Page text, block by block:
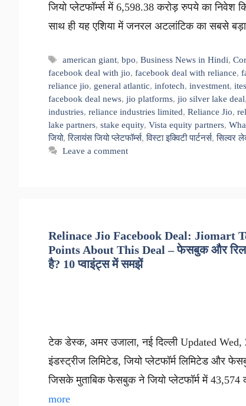
जियो प्लेटफॉर्म्स में 6,598.38 करोड़ रुपये का निवेश
साथ ही यह एशिया में जनरल अटलांटिक का सबसे
Tags
american giant,bpo,Business News in Hindi,
facebook deal with jio, facebook deal with reliance,
reliance jio, general atlantic, infotech, investment, ites
facebook deal news, jio platforms, jio silver lake deal,
industries, reliance industries limited, Reliance Jio,
lake partners, stake equity, Vista equity partners,
जियो,रिलायंस जियो प्लेटफॉर्म्स,विस्टा इक्विटी पार्टनर्स,सिल्वर
Leave a comment
Relinace Jio Facebook Deal: Jiomart
Points About This Deal – फेसबुक और
है? 10 प्वाइंट्स में समझें
टेक डेस्क, अमर उजाला, नई दिल्ली Updated
इंडस्ट्रीज लिमिटेड, जियो प्लेटफॉर्म लिमिटेड और
जिसके मुताबिक फेसबुक ने जियो प्लेटफॉर्म में
more